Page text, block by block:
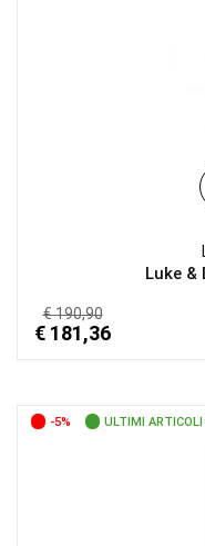
Luke &
€ 190,90
€ 181,36
-5% ULTIMI